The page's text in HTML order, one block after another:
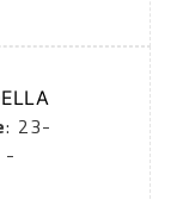
: 23-
-